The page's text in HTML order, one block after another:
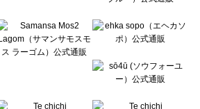
トップス一覧